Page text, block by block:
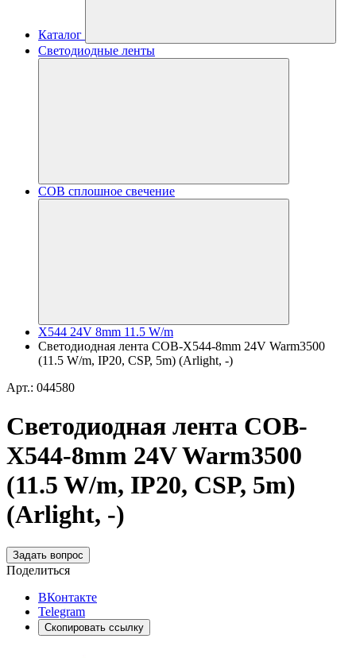
Каталог
Светодиодные ленты
COB сплошное свечение
X544 24V 8mm 11.5 W/m
Светодиодная лента COB-X544-8mm 24V Warm3500
(11.5 W/m, IP20, CSP, 5m) (Arlight, -)
Арт.: 044580
Светодиодная лента COB-
X544-8mm 24V Warm3500
(11.5 W/m, IP20, CSP, 5m)
(Arlight, -)
Задать вопрос
Поделиться
ВКонтакте
Telegram
Скопировать ссылку